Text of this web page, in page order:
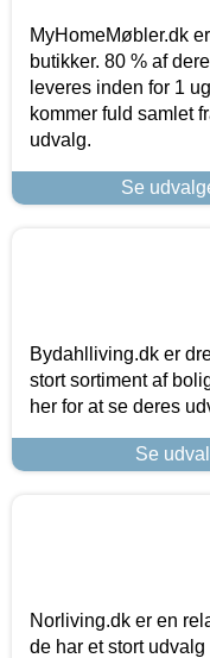
MyHomeMøbler.dk
butikker. 80 % af
leveres inden for 1
kommer fuld samlet
udvalg.
Se
Bydahlliving.dk er
stort sortiment af
her for at se deres
Se
Norliving.dk er en
de har et stort